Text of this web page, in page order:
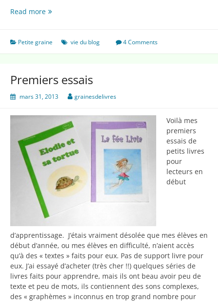
Read morePrésentation
Petite graine vie du blog 4 Comments
Premiers essais
mars 31, 2013 grainesdelivres
Voilà mes
premiers
essais de
petits livres
pour
lecteurs en
début
d’apprentissage. J’étais vraiment désolée que mes élèves en
début d’année, ou mes élèves en difficulté, n’aient accès
qu’à des « textes » faits pour eux. Pas de support livre pour
eux. J’ai essayé d’acheter (très cher !!) quelques séries de
livres faits pour apprendre, mais ils ont beau avoir peu de
texte et peu de mots, ils contiennent des sons complexes,
des « graphèmes » inconnus en trop grand nombre pour